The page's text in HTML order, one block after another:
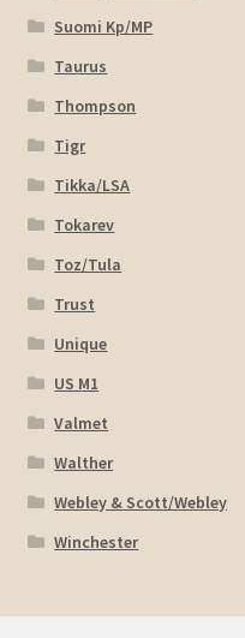
Suomi Kp/MP
Taurus
Thompson
Tigr
Tikka/LSA
Tokarev
Toz/Tula
Trust
Unique
US M1
Valmet
Walther
Webley & Scott/Webley
Winchester